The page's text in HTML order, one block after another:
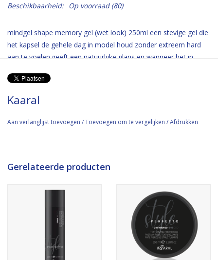
Beschikbaarheid:
Op voorraad(80)
mindgel shape memory gel (wet look) 250ml een stevige gel die
het kapsel de gehele dag in model houd zonder extreem hard
aan te voelen.geeft een natuurlijke glans en wanneer het in
het kapsel te reshapen.Gebruik:op droog of handdoek droog
Kaaral
Aan verlanglijst toevoegen /Toevoegen om te vergelijken /Afdrukken
Gerelateerde producten